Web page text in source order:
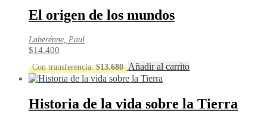
El origen de los mundos
Laberénne, Paul
$14.400
Con transferencia:$13.680 Añadir al carrito
Historia de la vida sobre la Tierra